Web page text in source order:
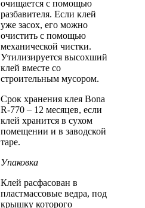
очищается с помощью
разбавителя. Если клей
уже засох, его можно
очистить с помощью
механической чистки.
Утилизируется высохший
клей вместе со
строительным мусором.
Срок хранения клея Bona
R-770 – 12 месяцев, если
клей хранится в сухом
помещении и в заводской
таре.
Упаковка
Клей расфасован в
пластмассовые ведра, под
крышку которого